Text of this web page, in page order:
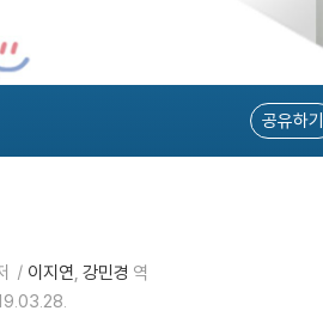
공유하기
이지연 강민경 역